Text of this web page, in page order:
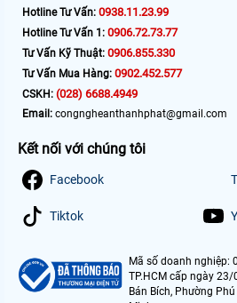
Hotline Tư Vấn: 0938.11.23.99
Hotline Tư Vấn 1: 0906.72.73.77
Tư Vấn Kỹ Thuật: 0906.855.330
Tư Vấn Mua Hàng: 0902.452.577
CSKH: (028) 6688.4949
Email: congngheanthanhphat@gmail.com
Kết nối với chúng tôi
Facebook
Tiktok
Mã số doanh nghiệp:
TP.HCM cấp ngày
Bán Bích, Phường